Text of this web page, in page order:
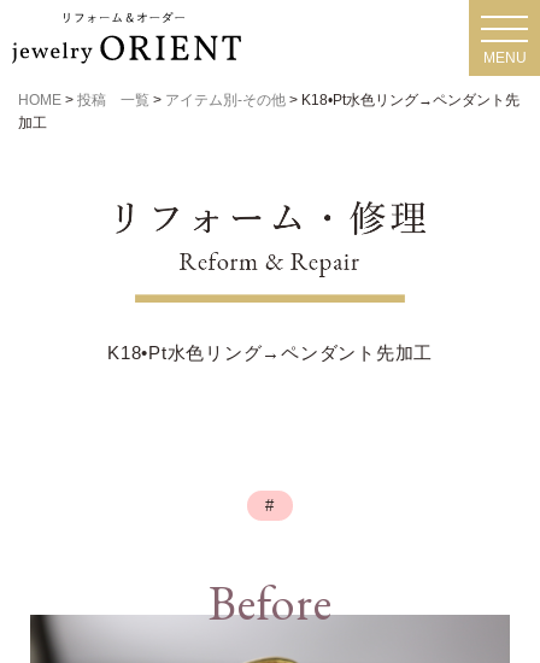
MENU
HOME > 投稿 一覧 > アイテム別-その他 > K18•Pt水色リング→ペンダント先
加工
K18•Pt水色リング→ペンダント先加工
#
Before